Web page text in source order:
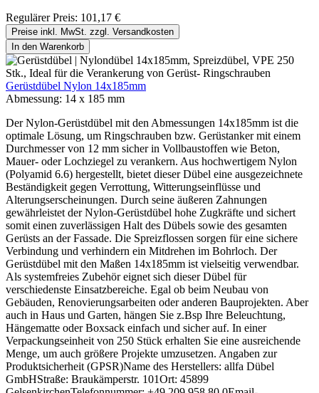
Regulärer Preis: 101,17 €
Preise inkl. MwSt. zzgl. Versandkosten
In den Warenkorb
Gerüstdübel Nylon 14x185mm
Abmessung: 14 x 185 mm
Der Nylon-Gerüstdübel mit den Abmessungen 14x185mm ist die
optimale Lösung, um Ringschrauben bzw. Gerüstanker mit einem
Durchmesser von 12 mm sicher in Vollbaustoffen wie Beton,
Mauer- oder Lochziegel zu verankern. Aus hochwertigem Nylon
(Polyamid 6.6) hergestellt, bietet dieser Dübel eine ausgezeichnete
Beständigkeit gegen Verrottung, Witterungseinflüsse und
Alterungserscheinungen. Durch seine äußeren Zahnungen
gewährleistet der Nylon-Gerüstdübel hohe Zugkräfte und sichert
somit einen zuverlässigen Halt des Dübels sowie des gesamten
Gerüsts an der Fassade. Die Spreizflossen sorgen für eine sichere
Verbindung und verhindern ein Mitdrehen im Bohrloch. Der
Gerüstdübel mit den Maßen 14x185mm ist vielseitig verwendbar.
Als systemfreies Zubehör eignet sich dieser Dübel für
verschiedenste Einsatzbereiche. Egal ob beim Neubau von
Gebäuden, Renovierungsarbeiten oder anderen Bauprojekten. Aber
auch in Haus und Garten, hängen Sie z.Bsp Ihre Beleuchtung,
Hängematte oder Boxsack einfach und sicher auf. In einer
Verpackungseinheit von 250 Stück erhalten Sie eine ausreichende
Menge, um auch größere Projekte umzusetzen. Angaben zur
Produktsicherheit (GPSR)Name des Herstellers: allfa Dübel
GmbHStraße: Braukämperstr. 101Ort: 45899